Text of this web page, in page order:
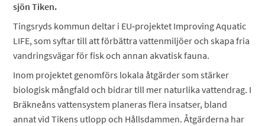
sjön Tiken.
Tingsryds kommun deltar i EU‑projektet Improving Aquatic
LIFE, som syftar till att förbättra vattenmiljöer och skapa fria
vandringsvägar för fisk och annan akvatisk fauna.
Inom projektet genomförs lokala åtgärder som stärker
biologisk mångfald och bidrar till mer naturlika vattendrag. I
Bräkneåns vattensystem planeras flera insatser, bland
annat vid Tikens utlopp och Hållsdammen. Åtgärderna har